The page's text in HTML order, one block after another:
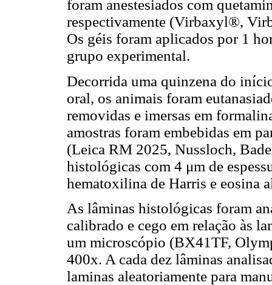
foram anestesiados com
respectivamente (Virbaxyl®,
Os géis foram aplicados por 1
grupo experimental.
Decorrida uma quinzena do
oral, os animais foram
removidas e imersas em
amostras foram embebidas em
(Leica RM 2025, Nussloch,
histológicas com 4 μm de
hematoxilina de Harris e eosina
As lâminas histológicas foram
calibrado e cego em relação às
um microscópio (BX41TF,
400x. A cada dez lâminas
laminas aleatoriamente para